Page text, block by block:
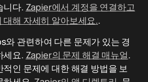
니다. Zapier에서 계정을 연결하고
대해 자세히 알아보세요..
와 관련하여 다른 문제가 있는 경
세요. Zapier의 문제 해결 매뉴얼.
적인 문제에 대한 해결 방법을 보